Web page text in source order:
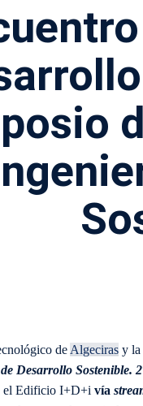
de Algeciras y la
Desarrollo Sostenible.
el Edificio I+D+i vía